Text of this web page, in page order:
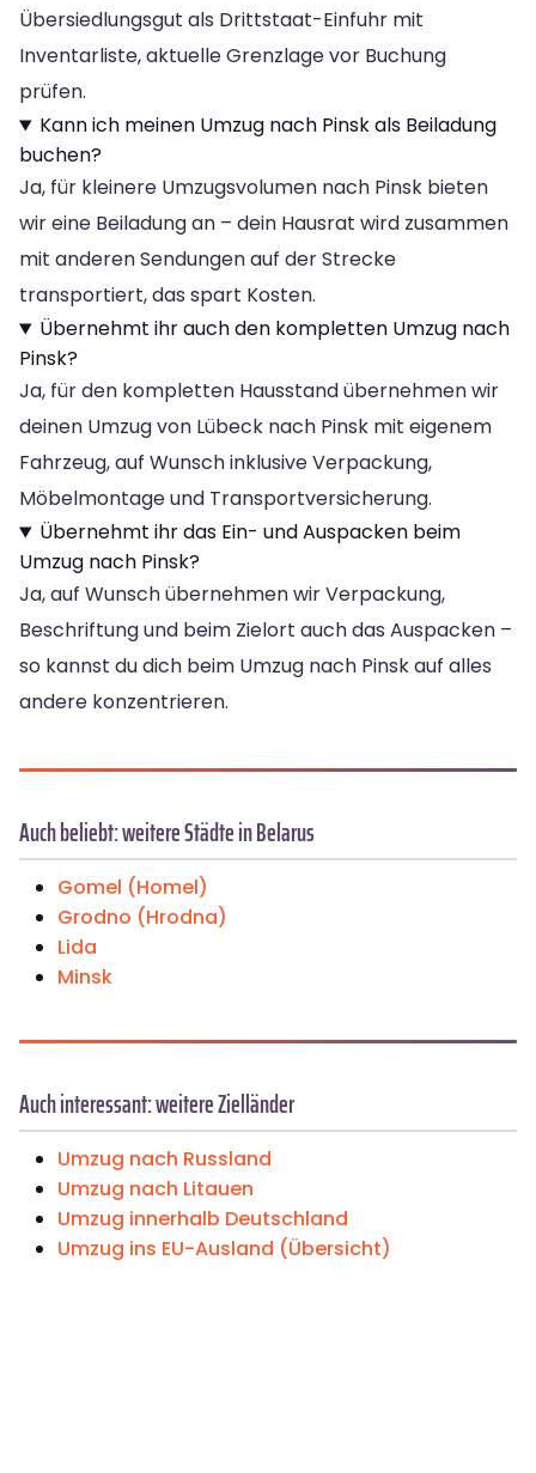
Übersiedlungsgut als Drittstaat-Einfuhr mit
Inventarliste, aktuelle Grenzlage vor Buchung
prüfen.
Kann ich meinen Umzug nach Pinsk als Beiladung
buchen?
Ja, für kleinere Umzugsvolumen nach Pinsk bieten
wir eine Beiladung an – dein Hausrat wird zusammen
mit anderen Sendungen auf der Strecke
transportiert, das spart Kosten.
Übernehmt ihr auch den kompletten Umzug nach
Pinsk?
Ja, für den kompletten Hausstand übernehmen wir
deinen Umzug von Lübeck nach Pinsk mit eigenem
Fahrzeug, auf Wunsch inklusive Verpackung,
Möbelmontage und Transportversicherung.
Übernehmt ihr das Ein- und Auspacken beim
Umzug nach Pinsk?
Ja, auf Wunsch übernehmen wir Verpackung,
Beschriftung und beim Zielort auch das Auspacken –
so kannst du dich beim Umzug nach Pinsk auf alles
andere konzentrieren.
Auch beliebt: weitere Städte in Belarus
Gomel (Homel)
Grodno (Hrodna)
Lida
Minsk
Auch interessant: weitere Zielländer
Umzug nach Russland
Umzug nach Litauen
Umzug innerhalb Deutschland
Umzug ins EU-Ausland (Übersicht)